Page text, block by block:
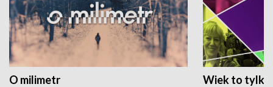
O milimetr Wiek to tylko